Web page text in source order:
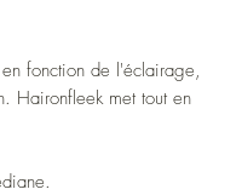
fonction de l'éclairage,
Haironfleek met tout en